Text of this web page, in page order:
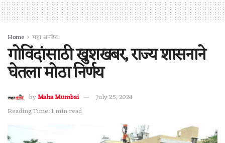
Home महा अपडेट
गोविंदांसाठी खुशखबर, राज्य शासनाने
घेतला मोठा निर्णय
byMaha Mumbai
July 25, 2024
Reading Time: 1 min read